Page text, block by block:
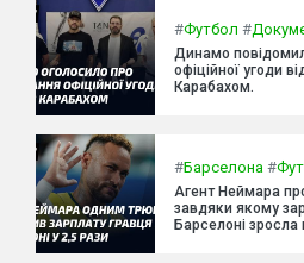
#Футбол #
Динамо
офіційної угоди
Карабахом.
#Барселона #
Агент Неймара
завдяки якому
Барселоні зросла